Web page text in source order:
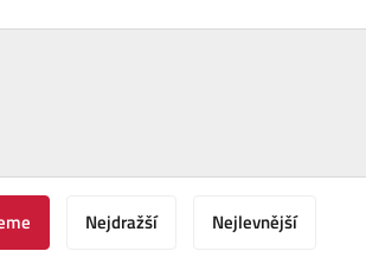
Nejdražší Nejlevnější